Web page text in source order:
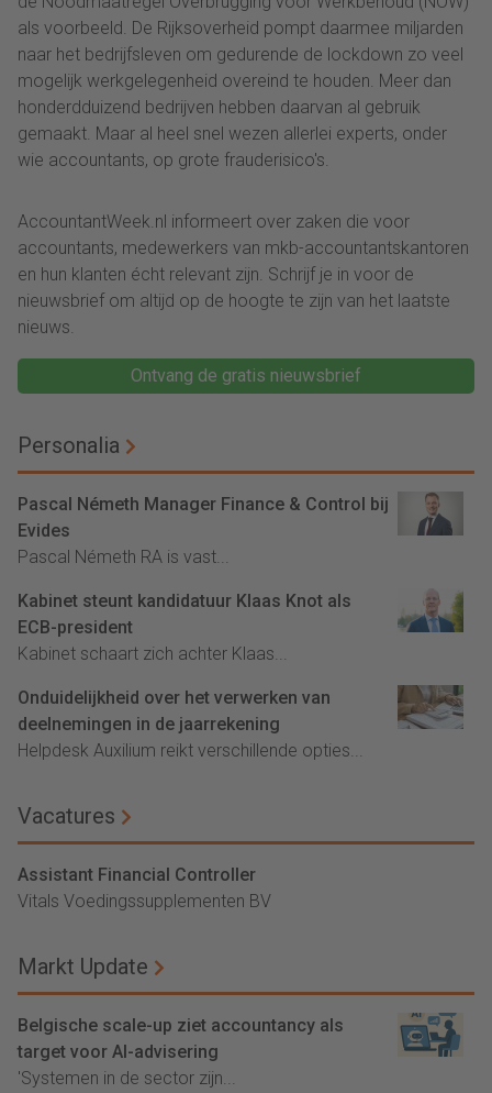
als voorbeeld. De Rijksoverheid pompt daarmee miljarden
naar het bedrijfsleven om gedurende de lockdown zo veel
mogelijk werkgelegenheid overeind te houden. Meer dan
honderdduizend bedrijven hebben daarvan al gebruik
gemaakt. Maar al heel snel wezen allerlei experts, onder
wie accountants, op grote frauderisico's.
AccountantWeek.nl informeert over zaken die voor
accountants, medewerkers van mkb-accountantskantoren
en hun klanten écht relevant zijn. Schrijf je in voor de
nieuwsbrief om altijd op de hoogte te zijn van het laatste
nieuws.
Ontvang de gratis nieuwsbrief
Personalia
Pascal Németh Manager Finance & Control bij
Evides
Pascal Németh RA is vast...
Kabinet steunt kandidatuur Klaas Knot als
ECB-president
Kabinet schaart zich achter Klaas...
Onduidelijkheid over het verwerken van
deelnemingen in de jaarrekening
Helpdesk Auxilium reikt verschillende opties...
Vacatures
Assistant Financial Controller
Vitals Voedingssupplementen BV
Markt Update
Belgische scale-up ziet accountancy als
target voor AI-advisering
'Systemen in de sector zijn...